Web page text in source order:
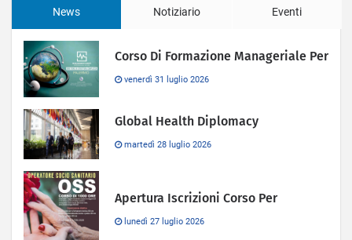
News Notiziario Eventi
Corso Di Formazione Manageriale Per
venerdì 31 luglio 2026
Global Health Diplomacy
martedì 28 luglio 2026
Apertura Iscrizioni Corso Per
lunedì 27 luglio 2026